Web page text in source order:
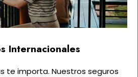
Internacionales
te importa. Nuestros seguros